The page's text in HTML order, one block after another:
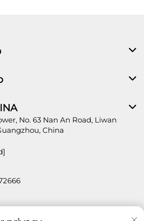
No. 63 Nan An Road, Liwan
China